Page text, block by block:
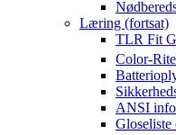
Læring (fortsat)
TLR Fit
Color-
ANSI
Gloseliste